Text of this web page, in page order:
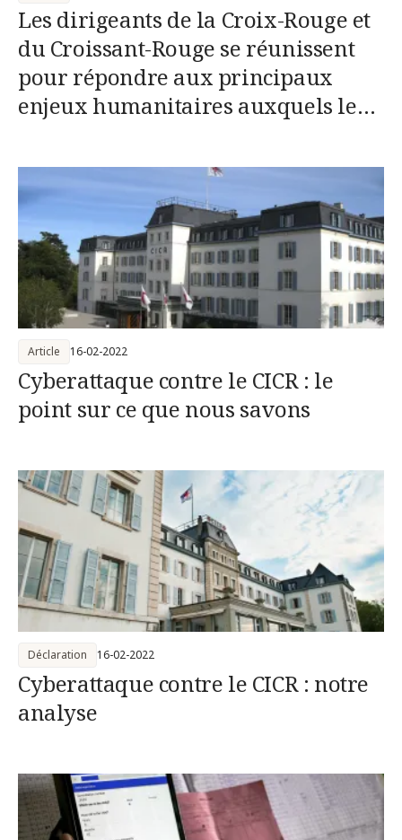
Les dirigeants de la Croix-Rouge et
du Croissant-Rouge se réunissent
pour répondre aux principaux
enjeux humanitaires auxquels le
Cyberattaque contre le CICR : le
point sur ce que nous savons
Article 16-02-2022
Cyberattaque contre le CICR : notre
analyse
Déclaration 16-02-2022